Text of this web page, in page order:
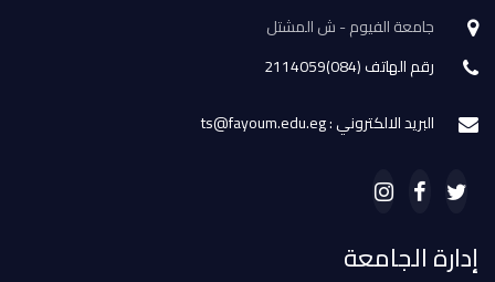
جامعة الفيوم - ش المشتل
رقم الهاتف (084)2114059
البريد الالكتروني : ts@fayoum.edu.eg
إدارة الجامعة